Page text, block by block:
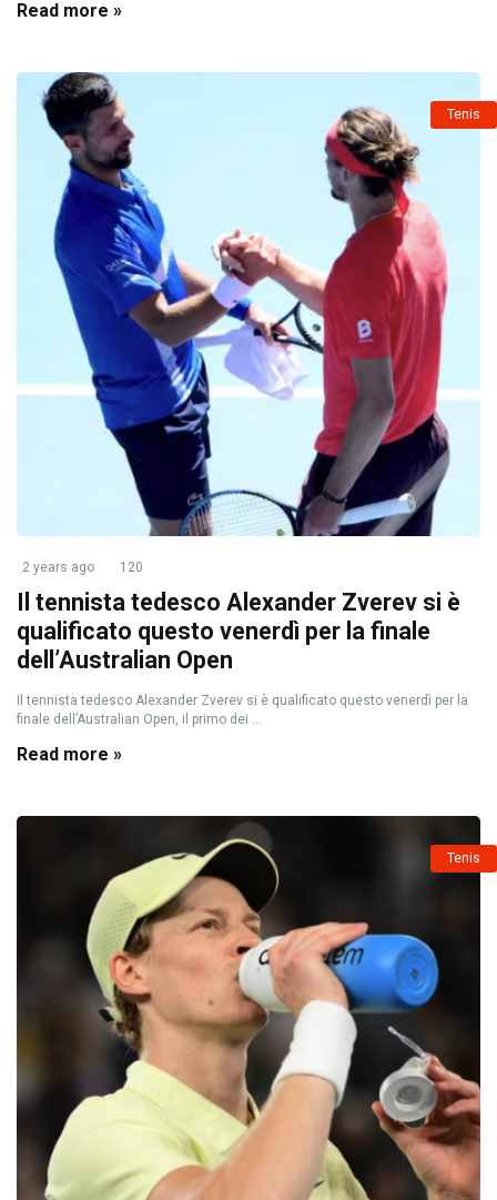
Read more »
Tenis
2 years ago 120
Il tennista tedesco Alexander Zverev si è
qualificato questo venerdì per la finale
dell’Australian Open
Il tennista tedesco Alexander Zverev si è qualificato questo venerdì per la
finale dell’Australian Open, il primo dei ...
Read more »
Tenis